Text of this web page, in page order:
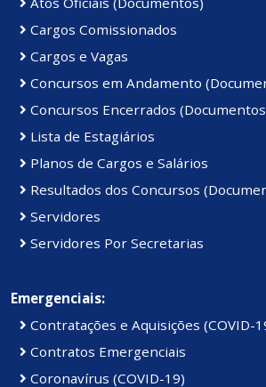
Cargos Comissionados
Cargos e Vagas
Concursos em Andamento
Concursos Encerrados
Lista de Estagiários
Planos de Cargos e Salários
Resultados dos Concursos
Servidores
Servidores Por Secretarias
Emergenciais:
Contratações e Aquisições (COVID-
Contratos Emergenciais
Coronavírus (COVID-19)